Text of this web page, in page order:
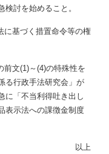
討を始めること。
に基づく措置命令等の権
文(1)～(4)の特殊性を
る行政手法研究会」が
に「不当利得吐き出し
表示法への課徴金制度
以上